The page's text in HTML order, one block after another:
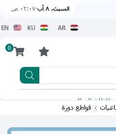
السبت، ٨ آب ٠٢:٠٧ ص
AR
KU
EN
0
العراق
قواطع دورة